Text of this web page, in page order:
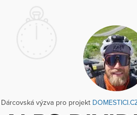
Dárcovská výzva pro projekt